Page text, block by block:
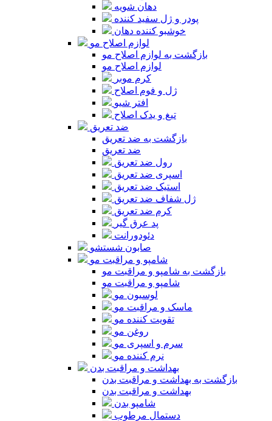
دهان شویه
پودر و ژل سفید کننده
خوشبو کننده دهان
لوازم اصلاح مو
بازگشت به لوازم اصلاح مو
لوازم اصلاح مو
کرم موبر
ژل و فوم اصلاح
افتر شیو
تیغ و یدک اصلاح
ضد تعریق
بازگشت به ضد تعریق
ضد تعریق
رول ضد تعریق
اسپری ضد تعریق
استیک ضد تعریق
ژل شفاف ضد تعریق
کرم ضد تعریق
پد عرق گیر
دئودورانت
صابون شستشو
شامپو و مراقبت مو
بازگشت به شامپو و مراقبت مو
شامپو و مراقبت مو
لوسیون مو
ماسک و مراقبت مو
تقویت کننده مو
روغن مو
سرم و اسپری مو
نرم کننده مو
بهداشت و مراقبت بدن
بازگشت به بهداشت و مراقبت بدن
بهداشت و مراقبت بدن
شامپو بدن
دستمال مرطوب